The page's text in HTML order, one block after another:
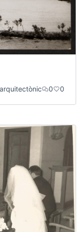
participant
0 0